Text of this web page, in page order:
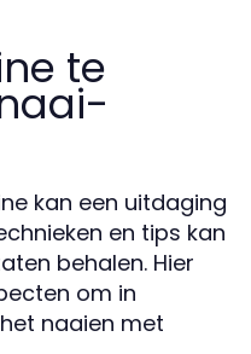
te
kan een uitdaging
en tips kan
behalen. Hier
om in
naaien met